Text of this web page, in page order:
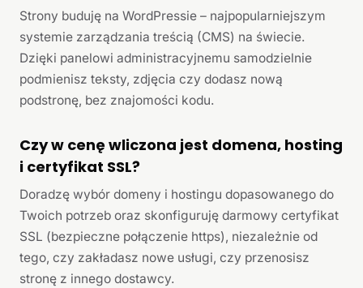
Strony buduję na WordPressie – najpopularniejszym
systemie zarządzania treścią (CMS) na świecie.
Dzięki panelowi administracyjnemu samodzielnie
podmienisz teksty, zdjęcia czy dodasz nową
podstronę, bez znajomości kodu.
Czy w cenę wliczona jest domena, hosting
i certyfikat SSL?
Doradzę wybór domeny i hostingu dopasowanego do
Twoich potrzeb oraz skonfiguruję darmowy certyfikat
SSL (bezpieczne połączenie https), niezależnie od
tego, czy zakładasz nowe usługi, czy przenosisz
stronę z innego dostawcy.